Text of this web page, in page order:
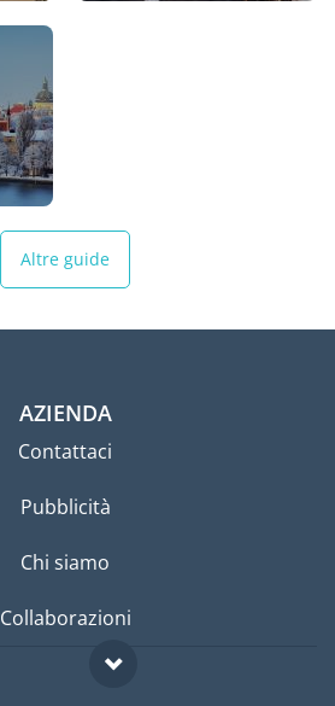
Altre guide
AZIENDA
Contattaci
Pubblicità
Chi siamo
Collaborazioni